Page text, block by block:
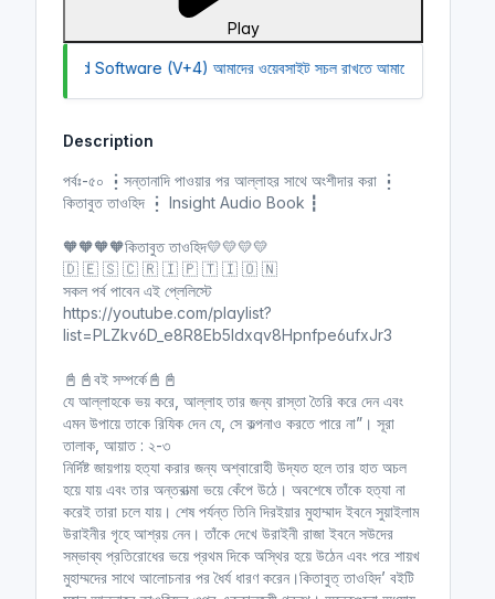
Play
Software (V+4) আমাদের ওয়েবসাইট সচল রাখতে আমাদের অর্থ সাহায্য
Description
পর্বঃ-৫০ ┇সন্তানাদি পাওয়ার পর আল্লাহর সাথে অংশীদার করা ┇
কিতাবুত তাওহিদ ┇ Insight Audio Book ┇
🧡🧡🧡🧡কিতাবুত তাওহিদ💛💛💛💛
🇩 🇪 🇸 🇨 🇷 🇮 🇵 🇹 🇮 🇴 🇳
সকল পর্ব পাবেন এই প্লেলিস্টে
https://youtube.com/playlist?
list=PLZkv6D_e8R8Eb5ldxqv8Hpnfpe6ufxJr3
📓📓বই সম্পর্কে📓📓
যে আল্লাহকে ভয় করে, আল্লাহ তার জন্য রাস্তা তৈরি করে দেন এবং
এমন উপায়ে তাকে রিযিক দেন যে, সে কল্পনাও করতে পারে না”। সূরা
তালাক, আয়াত : ২-৩
নির্দিষ্ট জায়গায় হত্যা করার জন্য অশ্বারোহী উদ্যত হলে তার হাত অচল
হয়ে যায় এবং তার অন্তরাত্মা ভয়ে কেঁপে উঠে। অবশেষে তাঁকে হত্যা না
করেই তারা চলে যায়। শেষ পর্যন্ত তিনি দিরইয়ার মুহাম্মাদ ইবনে সুয়াইলাম
উরাইনীর গৃহে আশ্রয় নেন। তাঁকে দেখে উরাইনী রাজা ইবনে সউদের
সম্ভাব্য প্রতিরোধের ভয়ে প্রথম দিকে অস্থির হয়ে উঠেন এবং পরে শায়খ
মুহাম্মদের সাথে আলোচনার পর ধৈর্য ধারণ করেন।কিতাবুত্ তাওহিদ’ বইটি